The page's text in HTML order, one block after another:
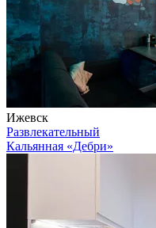
Ижевск
Развлекательный
Кальянная «Дебри»